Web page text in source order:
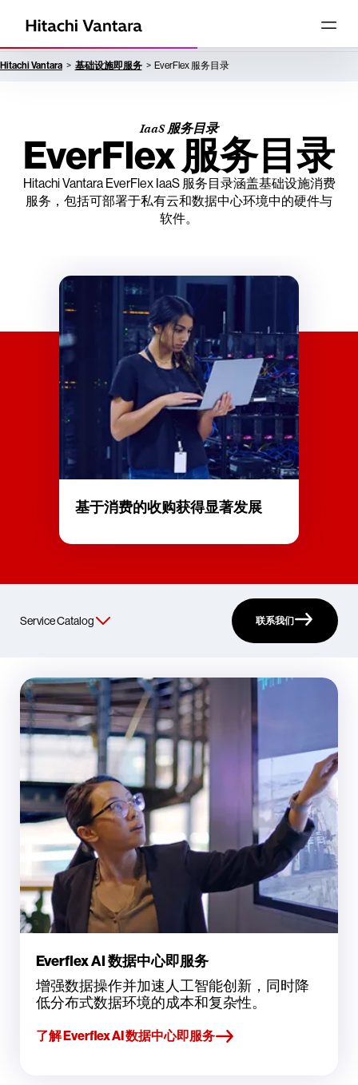
Hitachi Vantara 基础设施即服务 EverFlex 服务目录
基于消费的收购获得显著发展
IaaS 服务目录
EverFlex 服务目录
Hitachi Vantara EverFlex IaaS 服务目录涵盖基础设施消费
服务，包括可部署于私有云和数据中心环境中的硬件与
软件。
联系我们
Everflex AI 数据中心即服务
增强数据操作并加速人工智能创新，同时降
低分布式数据环境的成本和复杂性。
了解 Everflex AI 数据中心即服务